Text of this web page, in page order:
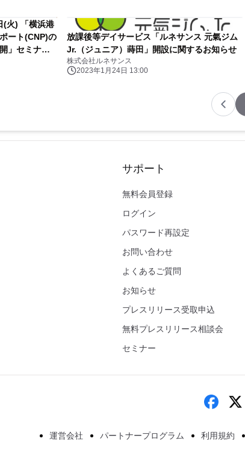
(火) 「横浜港
ート(CNP)の
」セミナー
放課後等デイサービス「ルネサンス 元氣ジム
Jr.（ジュニア）蒔田」開設に関するお知らせ
株式会社ルネサンス
2023年1月24日 13:00
サポート
無料会員登録
ログイン
パスワード再設定
お問い合わせ
よくあるご質問
お知らせ
プレスリリース受取申込
無料プレスリリース相談会
セミナー
運営会社 パートナープログラム 利用規約